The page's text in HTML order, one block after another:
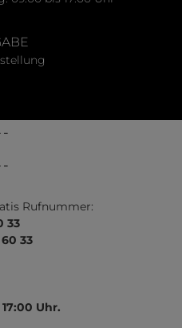
Rufnummer:
33
33
Uhr.